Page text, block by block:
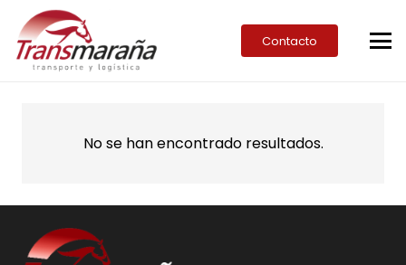
Contacto
No se han encontrado resultados.